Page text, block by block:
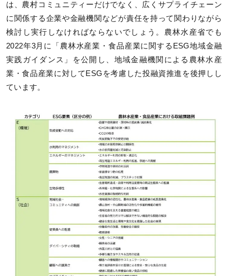
は、農村コミュニティーだけでなく、広くサプライチェーン
に関係する企業や金融機関などが責任を持って関わりながら
検討し実行しなければならないでしょう。農林水産省でも
2022年3月に「農林水産業・食品産業に関するESG地域金融
実践ガイダンス」を公開し、地域金融機関による農林水産
業・食品産業に対してESGを考慮した投融資推進を後押しし
ています。